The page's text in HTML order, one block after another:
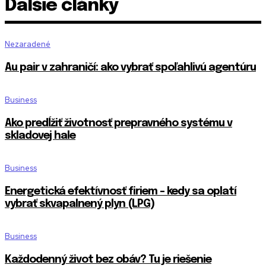
Ďalšie články
Nezaradené
Au pair v zahraničí: ako vybrať spoľahlivú agentúru
Business
Ako predĺžiť životnosť prepravného systému v
skladovej hale
Business
Energetická efektívnosť firiem – kedy sa oplatí
vybrať skvapalnený plyn (LPG)
Business
Každodenný život bez obáv? Tu je riešenie